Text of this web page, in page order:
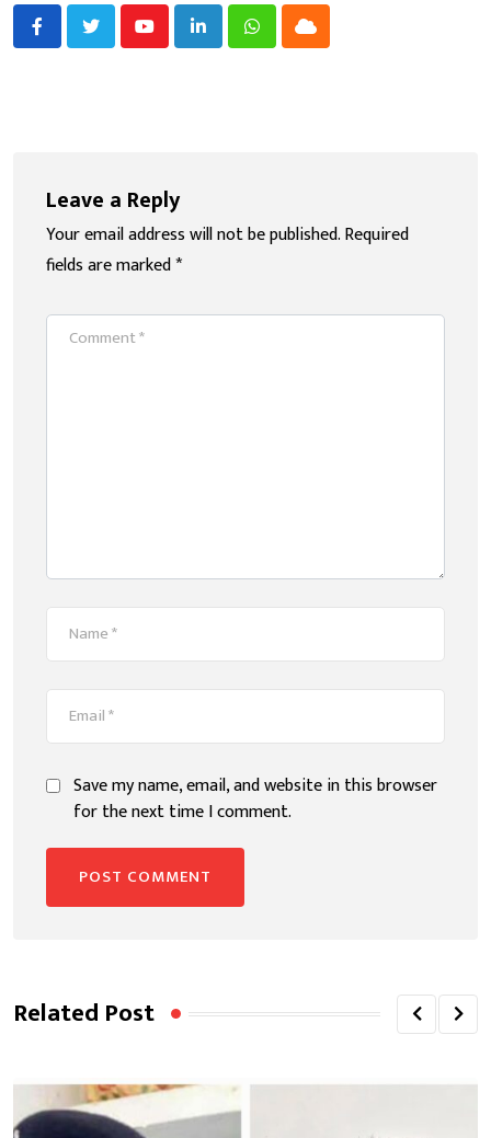
YoutubeLinkedInWhatsappCloud
Leave a Reply
Your email address will not be published.Required
fields are marked*
Save my name, email, and website in this browser
for the next time I comment.
Related Post